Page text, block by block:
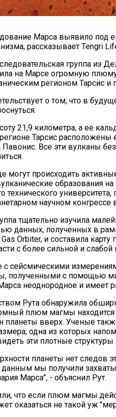
Марса выявило под
рассказывает Tengri
группа из
на Марсе огромную
регионом Тарсис и
о том, что в
21,9 километра, а ее
Тарсис
Павонис. Все эти вулканы
могут происходить
образования на
технического
научном конгрессе
тщательно изучила
данных, полученных в
Orbiter, и составила
с более сильной и слабой
сейсмическими
полученными с помощью
неоднородное и имеет
Рута обнаружила
плюм магмы
планеты вверх. Ученые
одна из которых
эти плотные структуры
планеты нет следов
данным мы получили
Марса", - объяснил Рут.
что если плюм магмы
оказаться не такой уж